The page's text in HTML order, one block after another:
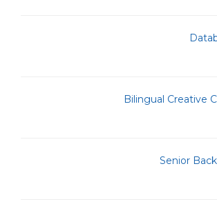
Bilingual Creative
Senior